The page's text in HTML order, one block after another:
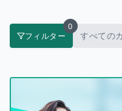
フィルター
0
すべての